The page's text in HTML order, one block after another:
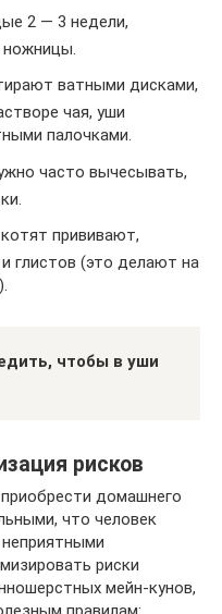
2 — 3 недели,
ножницы.
ватными дисками,
чая, уши
палочками.
часто вычесывать,
прививают,
глистов (это делают на
чтобы в уши
рисков
домашнего
что человек
риски
мейн-кунов,